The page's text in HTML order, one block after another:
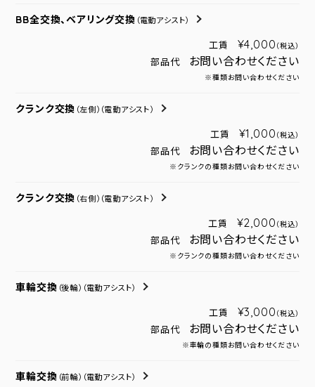
BB全交換、ベアリング交換 （電動アシスト）
工賃 ¥4,000 （税込）
部品代 お問い合わせください
※種類お問い合わせください
クランク交換 （左側） （電動アシスト）
工賃 ¥1,000 （税込）
部品代 お問い合わせください
※クランクの種類お問い合わせください
クランク交換 （右側） （電動アシスト）
工賃 ¥2,000 （税込）
部品代 お問い合わせください
※クランクの種類お問い合わせください
車輪交換 （後輪） （電動アシスト）
工賃 ¥3,000 （税込）
部品代 お問い合わせください
※車輪の種類お問い合わせください
車輪交換 （前輪） （電動アシスト）